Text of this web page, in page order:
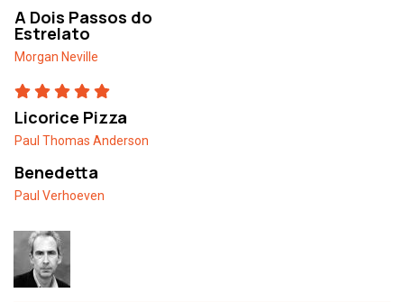
A Dois Passos do
Estrelato
Morgan Neville
Licorice Pizza
Paul Thomas Anderson
Benedetta
Paul Verhoeven